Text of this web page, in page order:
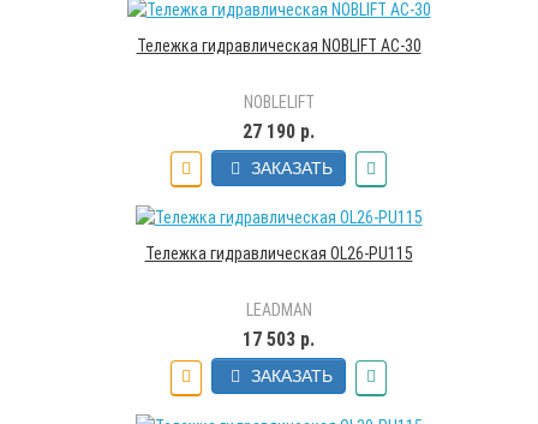
Тележка гидравлическая NOBLIFT AC-30
NOBLELIFT
27 190 р.
ЗАКАЗАТЬ
Тележка гидравлическая OL26-PU115
LEADMAN
17 503 р.
ЗАКАЗАТЬ